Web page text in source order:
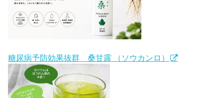
糖尿病予防効果抜群 桑甘露 （ソウカンロ）